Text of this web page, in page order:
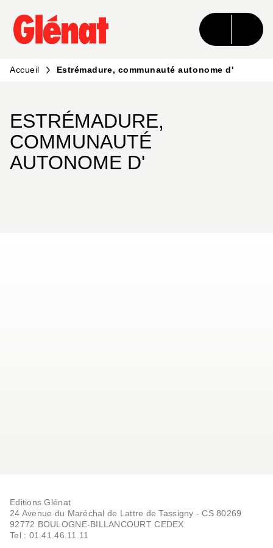
MENU RECHERCHE CONTENU
PIED DE PAGE
Accueil Estrémadure, communauté autonome d'
ESTRÉMADURE,
COMMUNAUTÉ
AUTONOME D'
Editions Glénat
24 Avenue du Maréchal de Lattre de Tassigny - CS 80269
92772 BOULOGNE-BILLANCOURT CEDEX
Tel : 01.41.46.11.11